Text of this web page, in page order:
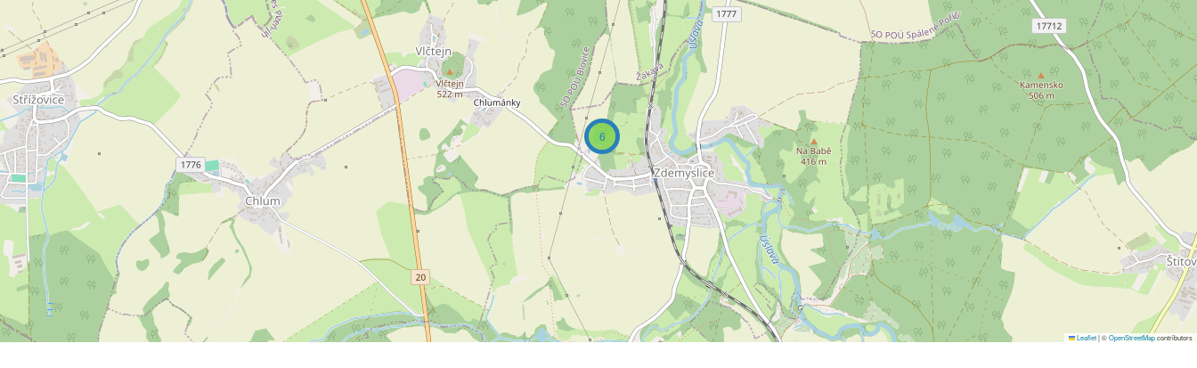
6
Leaflet|©OpenStreetMapcontributors